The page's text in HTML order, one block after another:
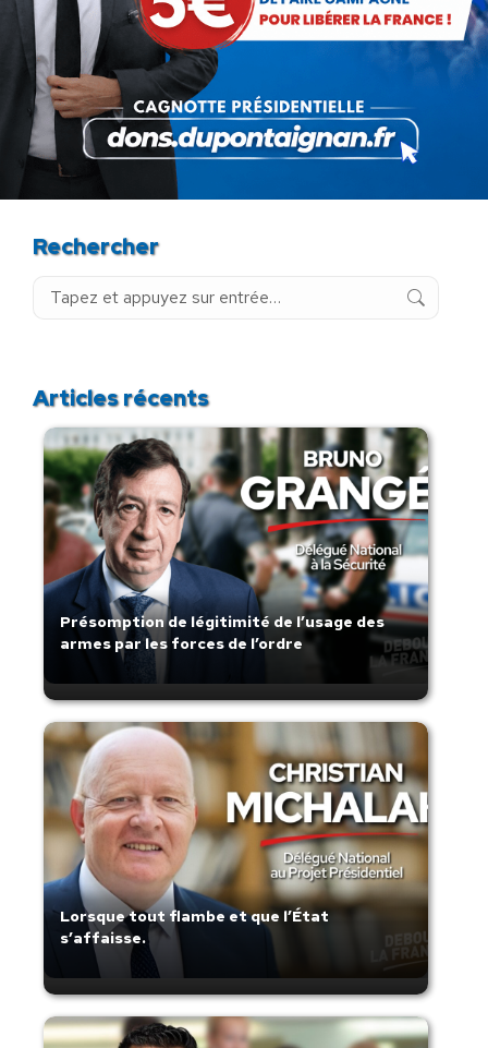
Budget : l’imposture de trop.
La destitution au plus tôt !
24 novembre 2025
Rechercher
Recherche
Articles récents
Présomption de légitimité de l’usage des
armes par les forces de l’ordre
Lorsque tout flambe et que l’État
s’affaisse.